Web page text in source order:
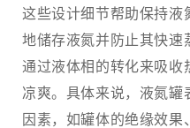
这些设计细节帮助保持液
地储存液氮并防止其快速
通过液体相的转化来吸收
凉爽。具体来说，液氮罐
因素，如罐体的绝缘效